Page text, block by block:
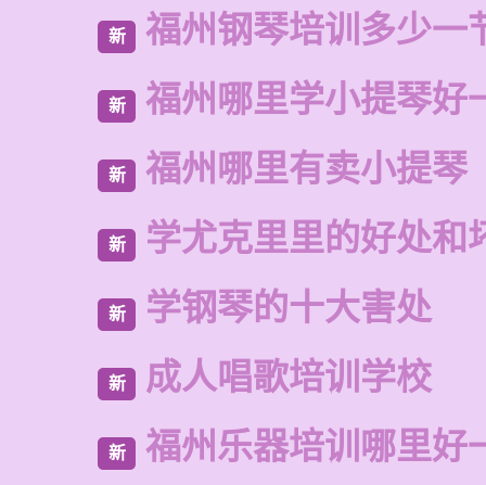
新 福州钢琴培训多少一
新 福州哪里学小提琴好
新 福州哪里有卖小提琴
新 学尤克里里的好处和
新 学钢琴的十大害处
新 成人唱歌培训学校
新 福州乐器培训哪里好